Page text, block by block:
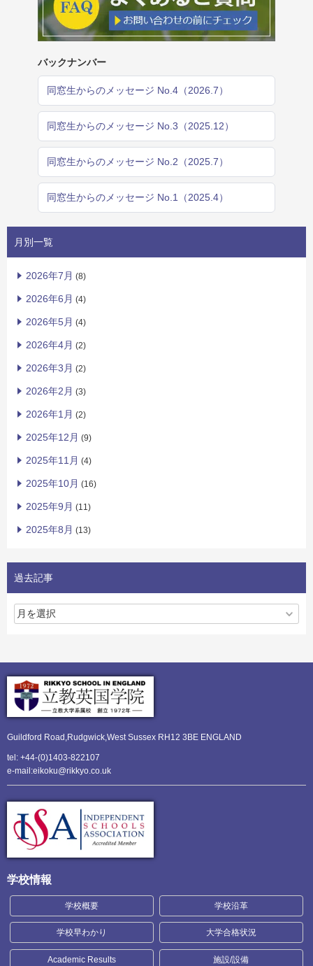
バックナンバー
同窓生からのメッセージ No.4（2026.7）
同窓生からのメッセージ No.3（2025.12）
同窓生からのメッセージ No.2（2025.7）
同窓生からのメッセージ No.1（2025.4）
月別一覧
2026年7月 (8)
2026年6月 (4)
2026年5月 (4)
2026年4月 (2)
2026年3月 (2)
2026年2月 (3)
2026年1月 (2)
2025年12月 (9)
2025年11月 (4)
2025年10月 (16)
2025年9月 (11)
2025年8月 (13)
過去記事
Guildford Road,Rudgwick,West Sussex RH12 3BE ENGLAND
tel: +44-(0)1403-822107
e-mail:eikoku@rikkyo.co.uk
学校情報
学校概要 学校沿革
学校早わかり 大学合格状況
Academic Results 施設/設備